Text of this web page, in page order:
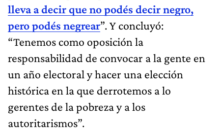
lleva a decir que no podés decir negro,
pero podés negrear”. Y concluyó:
“Tenemos como oposición la
responsabilidad de convocar a la gente en
un año electoral y hacer una elección
histórica en la que derrotemos a lo
gerentes de la pobreza y a los
autoritarismos”.